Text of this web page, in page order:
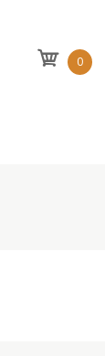
0